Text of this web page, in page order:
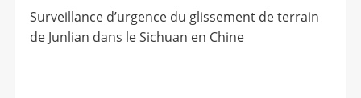
Surveillance d’urgence du glissement de terrain
de Junlian dans le Sichuan en Chine